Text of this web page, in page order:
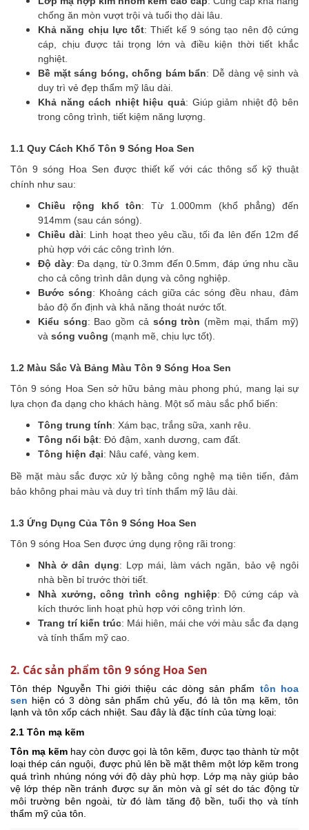
chống ăn mòn vượt trội và tuổi thọ dài lâu.
Khả năng chịu lực tốt: Thiết kế 9 sóng tạo nên độ cứng
cáp, chịu được tải trọng lớn và điều kiện thời tiết khắc
nghiệt.
Bề mặt sáng bóng, chống bám bẩn: Dễ dàng vệ sinh và
duy trì vẻ đẹp thẩm mỹ lâu dài.
Khả năng cách nhiệt hiệu quả: Giúp giảm nhiệt độ bên
trong công trình, tiết kiệm năng lượng.
1.1 Quy Cách Khổ Tôn 9 Sóng Hoa Sen
Tôn 9 sóng Hoa Sen được thiết kế với các thông số kỹ thuật
chính như sau:
Chiều rộng khổ tôn: Từ 1.000mm (khổ phẳng) đến
914mm (sau cán sóng).
Chiều dài: Linh hoạt theo yêu cầu, tối đa lên đến 12m để
phù hợp với các công trình lớn.
Độ dày: Đa dạng, từ 0.3mm đến 0.5mm, đáp ứng nhu cầu
cho cả công trình dân dụng và công nghiệp.
Bước sóng: Khoảng cách giữa các sóng đều nhau, đảm
bảo độ ổn định và khả năng thoát nước tốt.
Kiểu sóng: Bao gồm cả sóng tròn (mềm mại, thẩm mỹ)
và sóng vuông (mạnh mẽ, chịu lực tốt).
1.2 Màu Sắc Và Bảng Màu Tôn 9 Sóng Hoa Sen
Tôn 9 sóng Hoa Sen sở hữu bảng màu phong phú, mang lại sự
lựa chọn đa dạng cho khách hàng. Một số màu sắc phổ biến:
Tông trung tính: Xám bạc, trắng sữa, xanh rêu.
Tông nổi bật: Đỏ đậm, xanh dương, cam đất.
Tông hiện đại: Nâu café, vàng kem.
Bề mặt màu sắc được xử lý bằng công nghệ mạ tiên tiến, đảm
bảo không phai màu và duy trì tính thẩm mỹ lâu dài.
1.3 Ứng Dụng Của Tôn 9 Sóng Hoa Sen
Tôn 9 sóng Hoa Sen được ứng dụng rộng rãi trong:
Nhà ở dân dụng: Lợp mái, làm vách ngăn, bảo vệ ngôi
nhà bền bỉ trước thời tiết.
Nhà xưởng, công trình công nghiệp: Độ cứng cáp và
kích thước linh hoạt phù hợp với công trình lớn.
Trang trí kiến trúc: Mái hiên, mái che với màu sắc đa dạng
và tính thẩm mỹ cao.
2. Các sản phẩm tôn 9 sóng Hoa Sen
Tôn thép Nguyễn Thi giới thiệu các dòng sản phẩm tôn hoa
sen hiện có 3 dòng sản phẩm chủ yếu, đó là tôn mạ kẽm, tôn
lạnh và tôn xốp cách nhiệt. Sau đây là đặc tính của từng loại:
2.1 Tôn mạ kẽm
Tôn mạ kẽm hay còn được gọi là tôn kẽm, được tạo thành từ một
loại thép cán nguội, được phủ lên bề mặt thêm một lớp kẽm trong
quá trình nhúng nóng với độ dày phù hợp. Lớp mạ này giúp bảo
vệ lớp thép nền tránh được sự ăn mòn và gỉ sét do tác động từ
môi trường bên ngoài, từ đó làm tăng độ bền, tuổi thọ và tính
thẩm mỹ của tôn.